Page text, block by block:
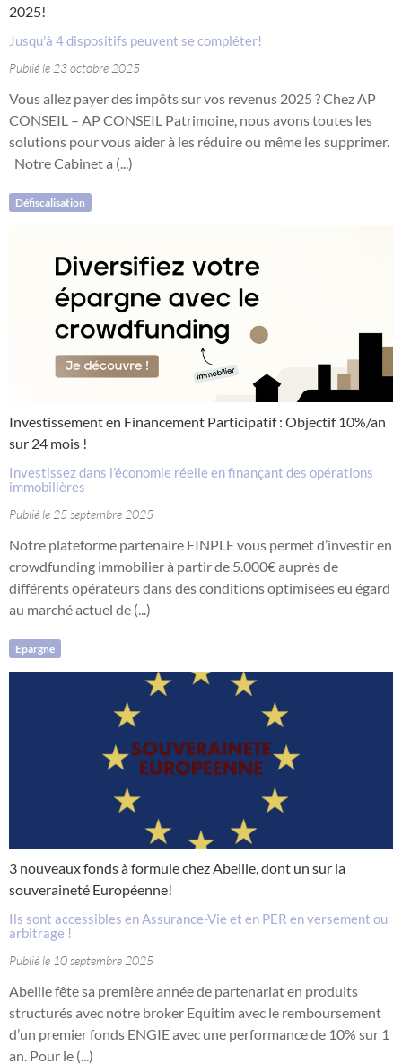
2025!
Jusqu'à 4 dispositifs peuvent se compléter!
Publié le 23 octobre 2025
Vous allez payer des impôts sur vos revenus 2025 ? Chez AP
CONSEIL – AP CONSEIL Patrimoine, nous avons toutes les
solutions pour vous aider à les réduire ou même les supprimer.
Notre Cabinet a (...)
Défiscalisation
Investissement en Financement Participatif : Objectif 10%/an
sur 24 mois !
Investissez dans l’économie réelle en finançant des opérations
immobilières
Publié le 25 septembre 2025
Notre plateforme partenaire FINPLE vous permet d’investir en
crowdfunding immobilier à partir de 5.000€ auprès de
différents opérateurs dans des conditions optimisées eu égard
au marché actuel de (...)
Epargne
3 nouveaux fonds à formule chez Abeille, dont un sur la
souveraineté Européenne!
Ils sont accessibles en Assurance-Vie et en PER en versement ou
arbitrage !
Publié le 10 septembre 2025
Abeille fête sa première année de partenariat en produits
structurés avec notre broker Equitim avec le remboursement
d’un premier fonds ENGIE avec une performance de 10% sur 1
an. Pour le (...)